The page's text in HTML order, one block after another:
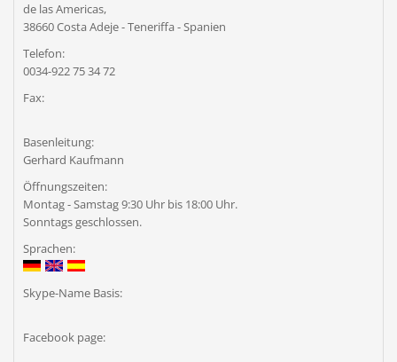
de las Americas,
38660 Costa Adeje - Teneriffa - Spanien
Telefon:
0034-922 75 34 72
Fax:
Basenleitung:
Gerhard Kaufmann
Öffnungszeiten:
Montag - Samstag 9:30 Uhr bis 18:00 Uhr.
Sonntags geschlossen.
Sprachen:
Skype-Name Basis:
Facebook page: